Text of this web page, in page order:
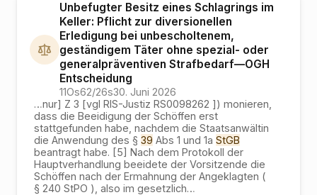
Unbefugter Besitz eines Schlagrings im
Keller: Pflicht zur diversionellen
Erledigung bei unbescholtenem,
geständigem Täter ohne spezial- oder
generalpräventiven Strafbedarf—OGH
Entscheidung
11Os62/26s30. Juni 2026
…nur] Z 3 [vgl RIS-Justiz RS0098262 ]) monieren,
dass die Beeidigung der Schöffen erst
stattgefunden habe, nachdem die Staatsanwältin
die Anwendung des § 39 Abs 1 und 1a StGB
beantragt habe. [5] Nach dem Protokoll der
Hauptverhandlung beeidete der Vorsitzende die
Schöffen nach der Ermahnung der Angeklagten (
§ 240 StPO ), also im gesetzlich…